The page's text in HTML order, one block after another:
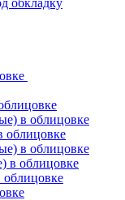
обкладку
в облицовке
облицовке
в облицовке
в облицовке